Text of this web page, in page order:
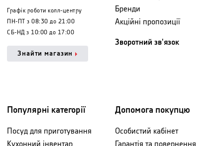
Графік роботи колл-центру
ПН-ПТ з 08:30 до 21:00
СБ-НД з 10:00 до 17:00
Знайти магазин
Бренди
Акційні пропозиції
Зворотний зв'язок
Популярні категорії
Посуд для приготування
Кухонний інвентар
Допомога покупцю
Особистий кабінет
Гарантія та повернення